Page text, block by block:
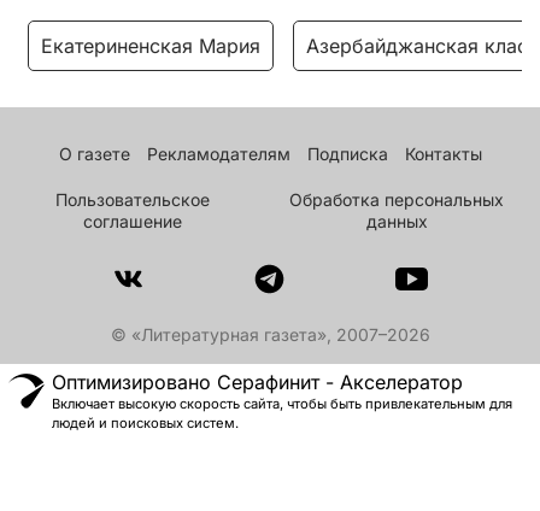
Екатериненская Мария Азербайджанская
О газете Рекламодателям Подписка Контакты
Пользовательское
соглашение
Обработка персональных
данных
© «Литературная газета», 2007–2026
Оптимизировано Серафинит - Акселератор
Включает высокую скорость сайта, чтобы быть привлекательным для
людей и поисковых систем.